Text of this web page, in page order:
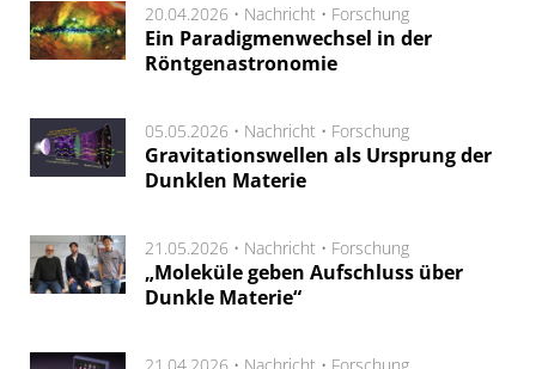
20.04.2026 • Nachricht • Forschung
Ein Paradigmenwechsel in der
Röntgenastronomie
05.05.2026 • Nachricht • Forschung
Gravitationswellen als Ursprung der
Dunklen Materie
21.05.2026 • Nachricht • Forschung
„Moleküle geben Aufschluss über
Dunkle Materie“